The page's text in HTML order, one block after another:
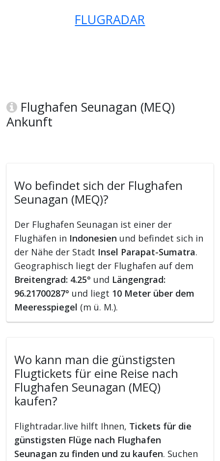
FLUGRADAR
Flughafen Seunagan (MEQ)
Ankunft
Wo befindet sich der Flughafen
Seunagan (MEQ)?
Der Flughafen Seunagan ist einer der
Flughäfen in Indonesien und befindet sich in
der Nähe der Stadt Insel Parapat-Sumatra.
Geographisch liegt der Flughafen auf dem
Breitengrad: 4.25° und Längengrad:
96.21700287° und liegt 10 Meter über dem
Meeresspiegel (m ü. M.).
Wo kann man die günstigsten
Flugtickets für eine Reise nach
Flughafen Seunagan (MEQ)
kaufen?
Flightradar.live hilft Ihnen, Tickets für die
günstigsten Flüge nach Flughafen
Seunagan zu finden und zu kaufen. Suchen